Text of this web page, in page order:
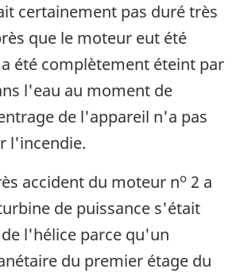
certainement pas duré très
que le moteur eut été
été complètement éteint par
l'eau au moment de
de l'appareil n'a pas
l'incendie.
accident du moteur no 2 a
de puissance s'était
l'hélice parce qu'un
du premier étage du